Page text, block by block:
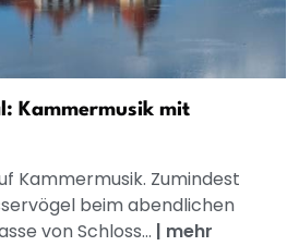
Kammermusik mit
Kammermusik. Zumindest
beim abendlichen
von Schloss... | mehr